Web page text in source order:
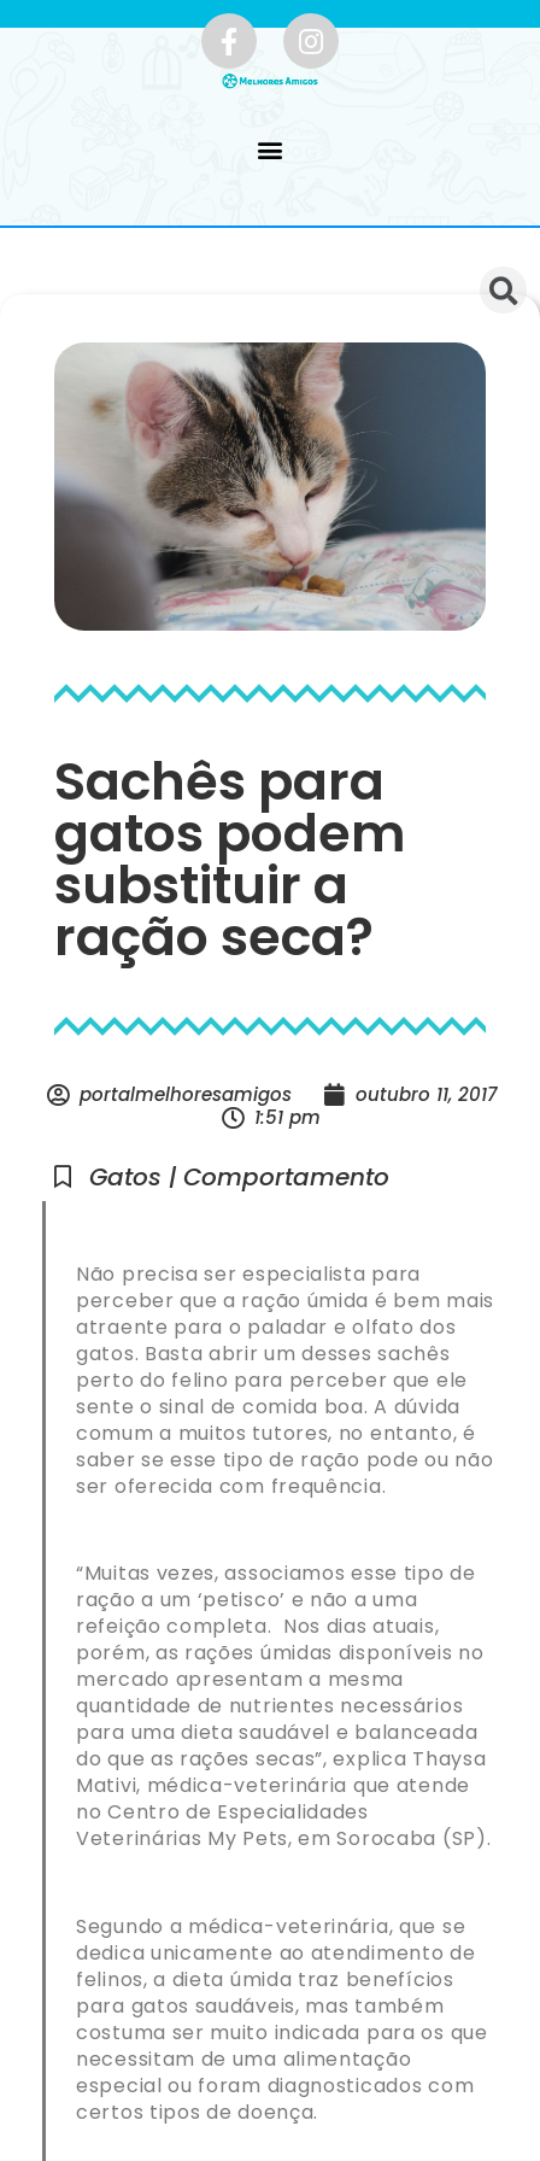
Sachês para
gatos podem
substituir a
ração seca?
portalmelhoresamigos
outubro 11, 2017
1:51 pm
Gatos | Comportamento
Não precisa ser especialista para
perceber que a ração úmida é bem mais
atraente para o paladar e olfato dos
gatos. Basta abrir um desses sachês
perto do felino para perceber que ele
sente o sinal de comida boa. A dúvida
comum a muitos tutores, no entanto, é
saber se esse tipo de ração pode ou não
ser oferecida com frequência.
“Muitas vezes, associamos esse tipo de
ração a um ‘petisco’ e não a uma
refeição completa. Nos dias atuais,
porém, as rações úmidas disponíveis no
mercado apresentam a mesma
quantidade de nutrientes necessários
para uma dieta saudável e balanceada
do que as rações secas”, explica Thaysa
Mativi, médica-veterinária que atende
no Centro de Especialidades
Veterinárias My Pets, em Sorocaba (SP).
Segundo a médica-veterinária, que se
dedica unicamente ao atendimento de
felinos, a dieta úmida traz benefícios
para gatos saudáveis, mas também
costuma ser muito indicada para os que
necessitam de uma alimentação
especial ou foram diagnosticados com
certos tipos de doença.